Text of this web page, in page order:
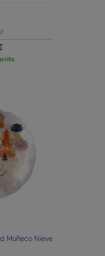
Muñeco Nieve